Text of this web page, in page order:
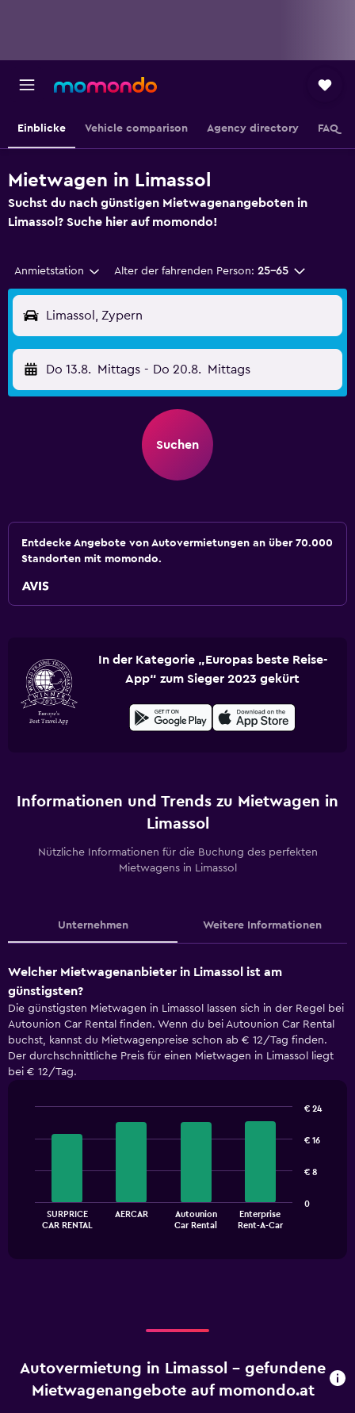
Einblicke Vehicle comparison Agency directory FAQ
Mietwagen in Limassol
Suchst du nach günstigen Mietwagenangeboten in
Limassol? Suche hier auf momondo!
Anmietstation Alter der fahrenden Person: 25-65
Limassol, Zypern
Do 13.8. Mittags - Do 20.8. Mittags
Suchen
Entdecke Angebote von Autovermietungen an über 70.000
Standorten mit momondo.
In der Kategorie „Europas beste Reise-
App“ zum Sieger 2023 gekürt
Informationen und Trends zu Mietwagen in
Limassol
Nützliche Informationen für die Buchung des perfekten
Mietwagens in Limassol
Unternehmen Weitere Informationen
Welcher Mietwagenanbieter in Limassol ist am
günstigsten?
Die günstigsten Mietwagen in Limassol lassen sich in der Regel bei
Autounion Car Rental finden. Wenn du bei Autounion Car Rental
buchst, kannst du Mietwagenpreise schon ab € 12/Tag finden.
Der durchschnittliche Preis für einen Mietwagen in Limassol liegt
bei € 12/Tag.
chart
bars.
The
chart
The
chart
graphic.
SURPRICE
CAR RENTAL
AERCAR
Autounion
Car Rental
Enterprise
Rent-A-Car
0
€ 8
€ 16
€ 24
Autovermietung in Limassol - gefundene
Mietwagenangebote auf momondo.at